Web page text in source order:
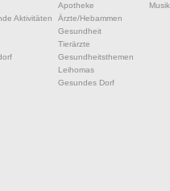
Aktivitäten
Apotheke
Ärzte/Hebammen
Gesundheit
Tierärzte
Gesundheitsthemen
Leihomas
Gesundes Dorf